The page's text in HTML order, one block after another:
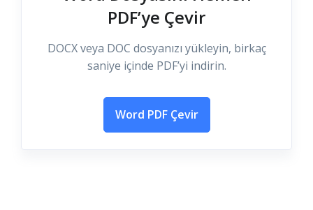
PDF’ye Çevir
DOCX veya DOC dosyanızı yükleyin, birkaç
saniye içinde PDF’yi indirin.
Word PDF Çevir